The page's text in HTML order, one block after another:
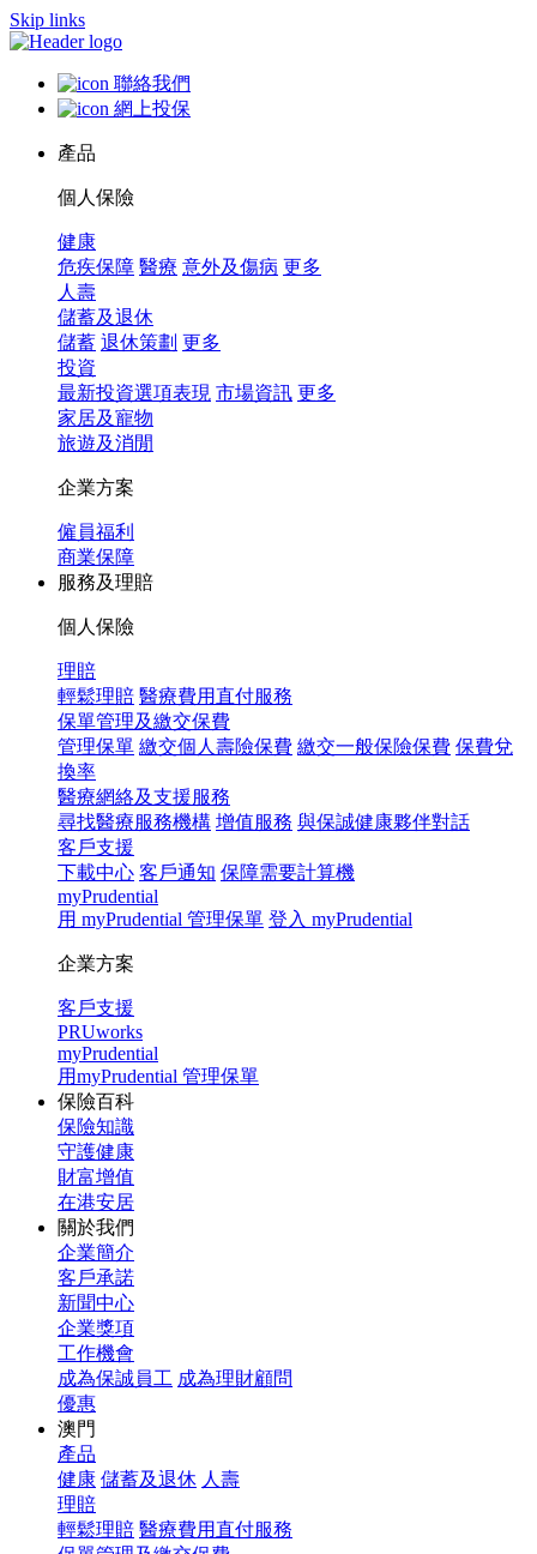
Skip links
聯絡我們
網上投保
產品
個人保險
健康
危疾保障 醫療 意外及傷病 更多
人壽
儲蓄及退休
儲蓄 退休策劃 更多
投資
最新投資選項表現 市場資訊 更多
家居及寵物
旅遊及消閒
企業方案
僱員福利
商業保障
服務及理賠
個人保險
理賠
輕鬆理賠 醫療費用直付服務
保單管理及繳交保費
管理保單 繳交個人壽險保費 繳交一般保險保費 保費兌
換率
醫療網絡及支援服務
尋找醫療服務機構 增值服務 與保誠健康夥伴對話
客戶支援
下載中心 客戶通知 保障需要計算機
myPrudential
用 myPrudential 管理保單 登入 myPrudential
企業方案
客戶支援
PRUworks
myPrudential
用myPrudential 管理保單
保險百科
保險知識
守護健康
財富增值
在港安居
關於我們
企業簡介
客戶承諾
新聞中心
企業獎項
工作機會
成為保誠員工 成為理財顧問
優惠
澳門
產品
健康 儲蓄及退休 人壽
理賠
輕鬆理賠 醫療費用直付服務